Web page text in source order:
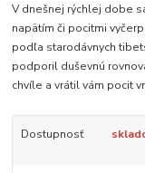
V dnešnej rýchlej dobe
napätím či pocitmi
podľa starodávnych
podporil duševnú
chvíle a vrátil vám pocit
Dostupnosť